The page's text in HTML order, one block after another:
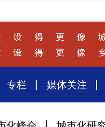
专栏 媒体关注